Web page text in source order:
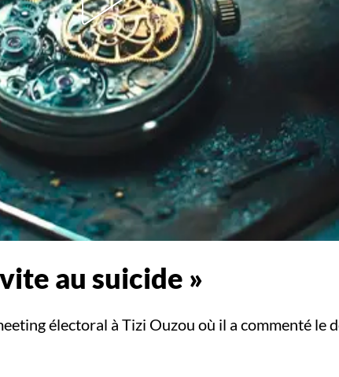
au suicide »
électoral à Tizi Ouzou où il a commenté le